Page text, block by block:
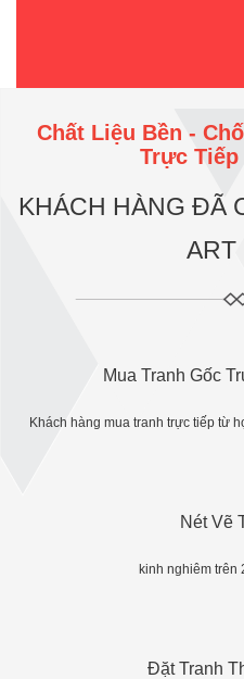
Chất Liệu Bền -
Trực Tiếp
KHÁCH HÀNG ĐÃ
ART
Mua Tranh Gốc
Khách hàng mua tranh trực tiếp từ
Nét Vẽ
kinh nghiêm trên
Đặt Tranh